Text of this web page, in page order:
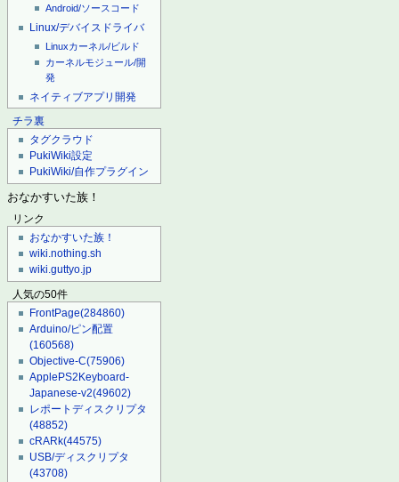
Android/ソースコード
Linux/デバイスドライバ
Linuxカーネル/ビルド
カーネルモジュール/開
発
ネイティブアプリ開発
チラ裏
タグクラウド
PukiWiki設定
PukiWiki/自作プラグイン
おなかすいた族！
リンク
おなかすいた族！
wiki.nothing.sh
wiki.guttyo.jp
人気の50件
FrontPage(284860)
Arduino/ピン配置
(160568)
Objective-C(75906)
ApplePS2Keyboard-
Japanese-v2(49602)
レポートディスクリプタ
(48852)
cRARk(44575)
USB/ディスクリプタ
(43708)